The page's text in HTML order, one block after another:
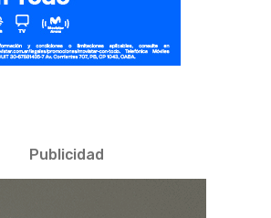
Publicidad